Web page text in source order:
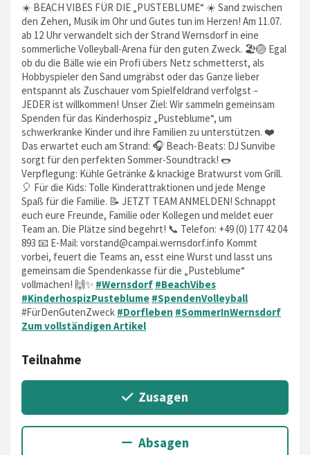
☀️ BEACH VIBES FÜR DIE „PUSTEBLUME“ ☀️ Sand zwischen
den Zehen, Musik im Ohr und Gutes tun im Herzen! Am 11.07.
ab 12 Uhr verwandelt sich der Strand Wernsdorf in eine
sommerliche Volleyball-Arena für den guten Zweck. 🏖️🏐 Egal
ob du die Bälle wie ein Profi übers Netz schmetterst, als
Hobbyspieler den Sand umgräbst oder das Ganze lieber
entspannt als Zuschauer vom Spielfeldrand verfolgst –
JEDER ist willkommen! Unser Ziel: Wir sammeln gemeinsam
Spenden für das Kinderhospiz „Pusteblume“, um
schwerkranke Kinder und ihre Familien zu unterstützen. ❤️
Das erwartet euch am Strand: 🎧 Beach-Beats: DJ Sunvibe
sorgt für den perfekten Sommer-Soundtrack! 🌭
Verpflegung: Kühle Getränke & knackige Bratwurst vom Grill.
🎈 Für die Kids: Tolle Kinderattraktionen und jede Menge
Spaß für die Familie. 📝 JETZT TEAM ANMELDEN! Schnappt
euch eure Freunde, Familie oder Kollegen und meldet euer
Team an. Die Plätze sind begehrt! 📞 Telefon: +49 (0) 177 42 04
893 📧 E-Mail: vorstand@campai.wernsdorf.info Kommt
vorbei, feuert die Teams an, esst eine Wurst und lasst uns
gemeinsam die Spendenkasse für die „Pusteblume“
vollmachen! 🙌✨ #Wernsdorf #BeachVibes
#KinderhospizPusteblume #SpendenVolleyball
#FürDenGutenZweck #Dorfleben #SommerInWernsdorf
Zum vollständigen Artikel